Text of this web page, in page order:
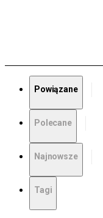
Powiązane
Polecane
Najnowsze
Tagi